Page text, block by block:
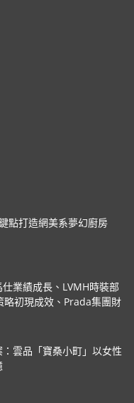
點打造網美系夢幻廚房
仕業績成長、LVMH時裝部
初現成效、Prada集團財
雲品「寶桑小町」以女性